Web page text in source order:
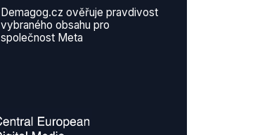
Demagog.cz ověřuje pravdivost
vybraného obsahu pro
společnost Meta